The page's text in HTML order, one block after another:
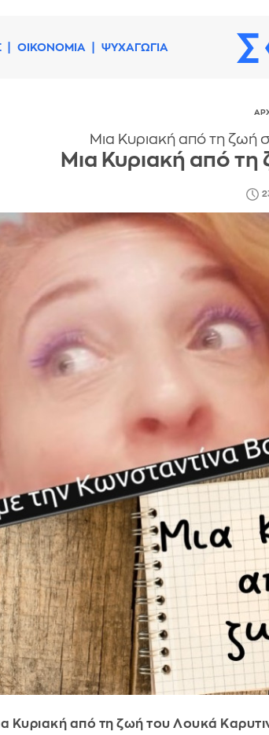
ΟΙΚΟΝΟΜΙΑ ΨΥΧΑΓΩΓΙΑ
Μια Κυριακή από τη ζωή
Μια Κυριακή από
Κυριακή από τη ζωή του Λουκά